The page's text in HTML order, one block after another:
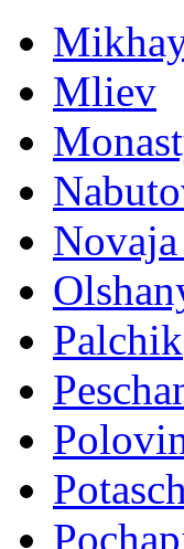
Mliev
Palchik
Potasch